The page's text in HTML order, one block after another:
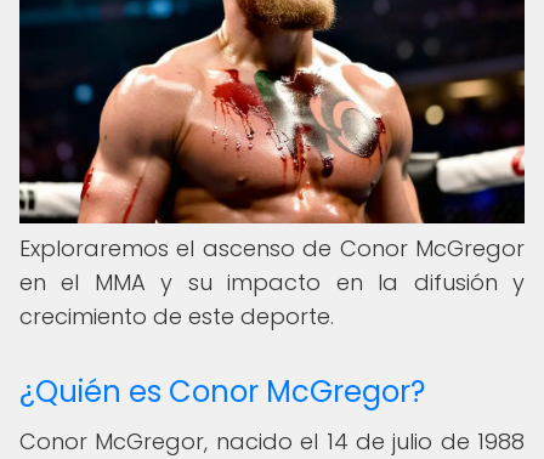
Exploraremos el ascenso de Conor McGregor
en el MMA y su impacto en la difusión y
crecimiento de este deporte.
¿Quién es Conor McGregor?
Conor McGregor, nacido el 14 de julio de 1988